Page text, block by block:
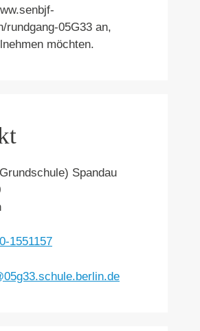
rundgang-05G33 an,
möchten.
Spandau
1551157